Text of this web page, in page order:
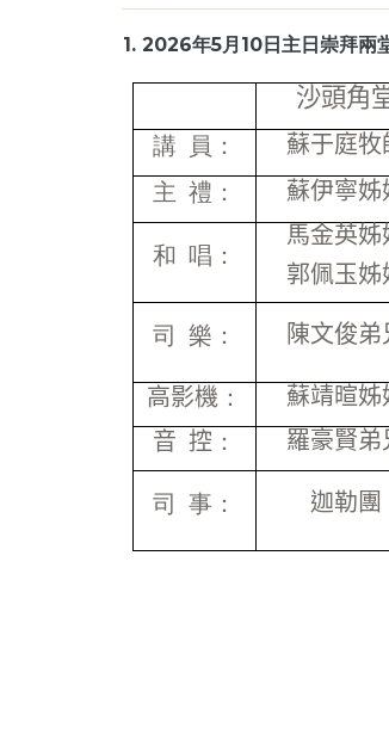
1. 2026年5月10日主日崇拜兩
沙頭角
講 員： 蘇于庭牧
主 禮：
蘇伊寧姊
和 唱：
馬金英姊
郭佩玉姊
司 樂： 陳文俊弟
高影機 ： 蘇靖暄姊
音 控 ： 羅豪賢弟
司 事： 迦勒團